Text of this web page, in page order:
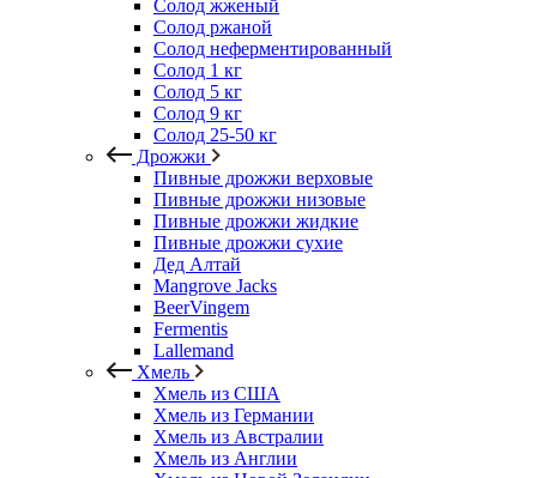
Солод жженый
Солод ржаной
Солод неферментированный
Солод 1 кг
Солод 5 кг
Солод 9 кг
Солод 25-50 кг
Дрожжи
Пивные дрожжи верховые
Пивные дрожжи низовые
Пивные дрожжи жидкие
Пивные дрожжи сухие
Дед Алтай
Mangrove Jacks
BeerVingem
Fermentis
Lallemand
Хмель
Хмель из США
Хмель из Германии
Хмель из Австралии
Хмель из Англии